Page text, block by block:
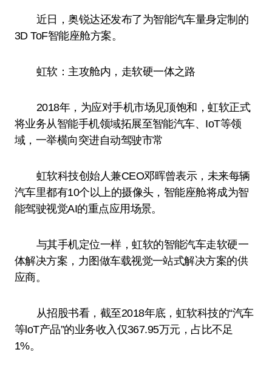
近日，奥锐达还发布了为智能汽车量身定制的
3D ToF智能座舱方案。
虹软：主攻舱内，走软硬一体之路
2018年，为应对手机市场见顶饱和，虹软正式
将业务从智能手机领域拓展至智能汽车、IoT等领
域，一举横向突进自动驾驶市常
虹软科技创始人兼CEO邓晖曾表示，未来每辆
汽车里都有10个以上的摄像头，智能座舱将成为智
能驾驶视觉AI的重点应用场景。
与其手机定位一样，虹软的智能汽车走软硬一
体解决方案，力图做车载视觉一站式解决方案的供
应商。
从招股书看，截至2018年底，虹软科技的“汽车
等loT产品”的业务收入仅367.95万元，占比不足
1%。